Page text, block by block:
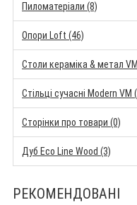
Пиломатеріали (8)
Опори Loft (46)
Столи кераміка & метал
Стільці сучасні Modern VM
Сторінки про товари (0)
Дуб Eco Line Wood (3)
РЕКОМЕНДОВАНІ